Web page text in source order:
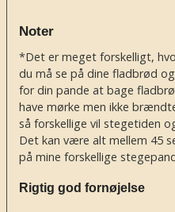
Noter
*Det er meget forskelligt,
du må se på dine fladbrød
for din pande at bage
have mørke men ikke
så forskellige vil stegetiden
Det kan være alt mellem 45
på mine forskellige
Rigtig god fornøjelse